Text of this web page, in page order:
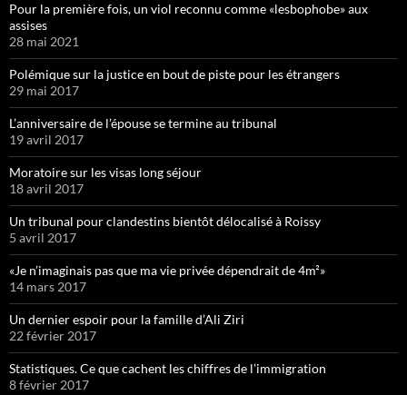
Pour la première fois, un viol reconnu comme «lesbophobe» aux
assises
28 mai 2021
Polémique sur la justice en bout de piste pour les étrangers
29 mai 2017
L’anniversaire de l’épouse se termine au tribunal
19 avril 2017
Moratoire sur les visas long séjour
18 avril 2017
Un tribunal pour clandestins bientôt délocalisé à Roissy
5 avril 2017
«Je n’imaginais pas que ma vie privée dépendrait de 4m²»
14 mars 2017
Un dernier espoir pour la famille d’Ali Ziri
22 février 2017
Statistiques. Ce que cachent les chiffres de l’immigration
8 février 2017